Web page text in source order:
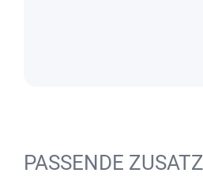
PASSENDE